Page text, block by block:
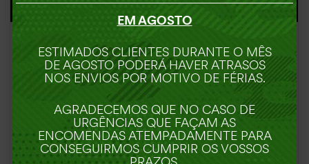
VER OPÇÕES
EM AGOSTO
ESTIMADOS CLIENTES DURANTE O MÊS
DE AGOSTO PODERÁ HAVER ATRASOS
NOS ENVIOS POR MOTIVO DE FÉRIAS.
AGRADECEMOS QUE NO CASO DE
URGÊNCIAS QUE FAÇAM AS
ENCOMENDAS ATEMPADAMENTE PARA
CONSEGUIRMOS CUMPRIR OS VOSSOS